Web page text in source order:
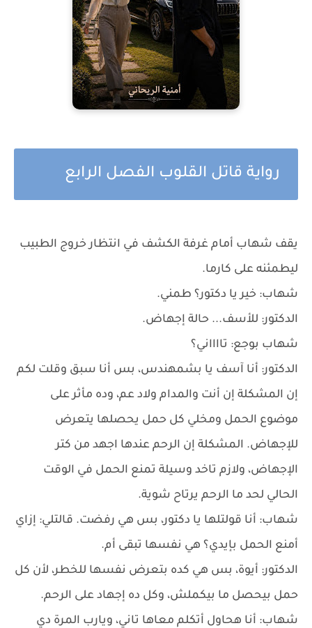
رواية قاتل القلوب الفصل الرابع
يقف شهاب أمام غرفة الكشف في انتظار خروج الطبيب
ليطمئنه على كارما.
شهاب: خير يا دكتور؟ طمني.
الدكتور: للأسف... حالة إجهاض.
شهاب بوجع: تااااني؟
الدكتور: أنا آسف يا بشمهندس، بس أنا سبق وقلت لكم
إن المشكلة إن أنت والمدام ولاد عم، وده مأثر على
موضوع الحمل ومخلي كل حمل يحصلها يتعرض
للإجهاض. المشكلة إن الرحم عندها اجهد من كتر
الإجهاض، ولازم تاخد وسيلة تمنع الحمل في الوقت
الحالي لحد ما الرحم يرتاح شوية.
شهاب: أنا قولتلها يا دكتور، بس هي رفضت. قالتلي: إزاي
أمنع الحمل بإيدي؟ هي نفسها تبقى أم.
الدكتور: أيوة، بس هي كده بتعرض نفسها للخطر، لأن كل
حمل بيحصل ما بيكملش، وكل ده إجهاد على الرحم.
شهاب: أنا هحاول أتكلم معاها تاني، ويارب المرة دي